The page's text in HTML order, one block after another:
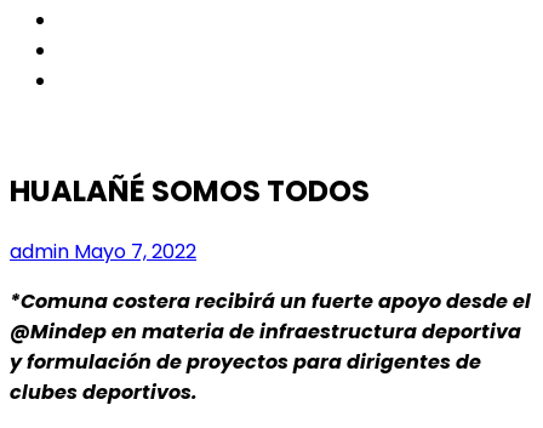
HUALAÑÉ SOMOS TODOS
admin Mayo 7, 2022
*Comuna costera recibirá un fuerte apoyo desde el
@Mindep en materia de infraestructura deportiva
y formulación de proyectos para dirigentes de
clubes deportivos.